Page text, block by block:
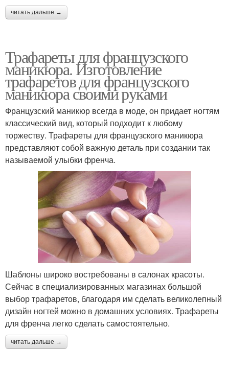
читать дальше →
Трафареты для французского
маникюра. Изготовление
трафаретов для французского
маникюра своими руками
Французский маникюр всегда в моде, он придает ногтям
классический вид, который подходит к любому
торжеству. Трафареты для французского маникюра
представляют собой важную деталь при создании так
называемой улыбки френча.
Шаблоны широко востребованы в салонах красоты.
Сейчас в специализированных магазинах большой
выбор трафаретов, благодаря им сделать великолепный
дизайн ногтей можно в домашних условиях. Трафареты
для френча легко сделать самостоятельно.
читать дальше →